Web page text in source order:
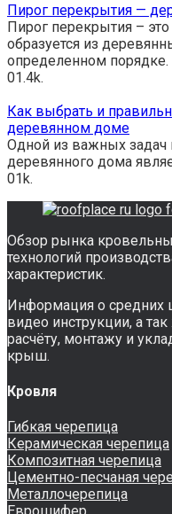
Пирог перекрытия —
Пирог перекрытия – это
образуется из
определенном порядке.
01.4k.
Как выбрать и
деревянном доме
Одной из важных задач
деревянного дома
01k.
Обзор рынка
технологий
характеристик.
Информация о средних
видео инструкции, а
расчёту, монтажу и
крыш.
Кровля
Гибкая черепица
Керамическая черепица
Композитная черепица
Цементно-песчаная
Металлочерепица